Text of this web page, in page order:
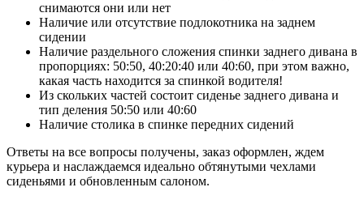
снимаются они или нет
Наличие или отсутствие подлокотника на заднем
сидении
Наличие раздельного сложения спинки заднего дивана в
пропорциях: 50:50, 40:20:40 или 40:60, при этом важно,
какая часть находится за спинкой водителя!
Из скольких частей состоит сиденье заднего дивана и
тип деления 50:50 или 40:60
Наличие столика в спинке передних сидений
Ответы на все вопросы получены, заказ оформлен, ждем
курьера и наслаждаемся идеально обтянутыми чехлами
сиденьями и обновленным салоном.